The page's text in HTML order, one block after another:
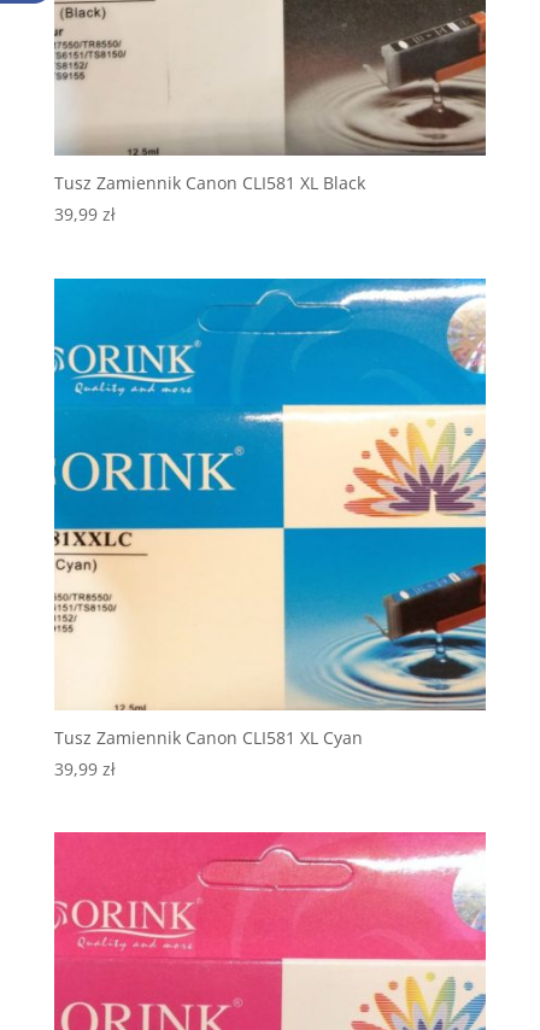
Tusz Zamiennik Canon CLI581 XL Black
39,99 zł
Tusz Zamiennik Canon CLI581 XL Cyan
39,99 zł